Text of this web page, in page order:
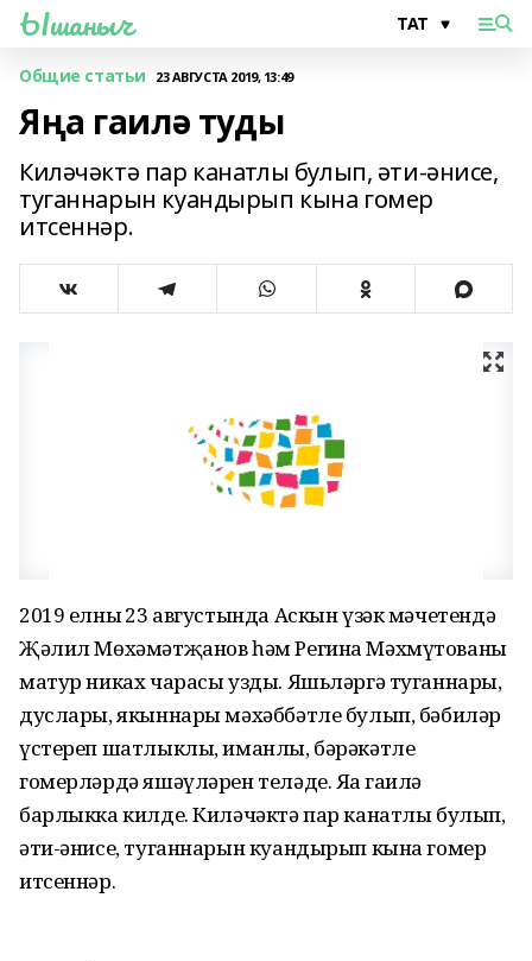
Ышаныч
Общие статьи 23 АВГУСТА 2019, 13:49
Яңа гаилә туды
Киләчәктә пар канатлы булып, әти-әнисе,
туганнарын куандырып кына гомер
итсеннәр.
2019 елның 23 августында Аскын үзәк мәчетендә
Җәлил Мөхәмәтҗанов һәм Регина Мәхмүтованың
матур никах чарасы узды. Яшьләргә туганнары,
дуслары, якыннары мәхәббәтле булып, бәбиләр
үстереп шатлыклы, иманлы, бәрәкәтле
гомерләрдә яшәүләрен теләде. Яңа гаилә
барлыкка килде. Киләчәктә пар канатлы булып,
әти-әнисе, туганнарын куандырып кына гомер
итсеннәр.